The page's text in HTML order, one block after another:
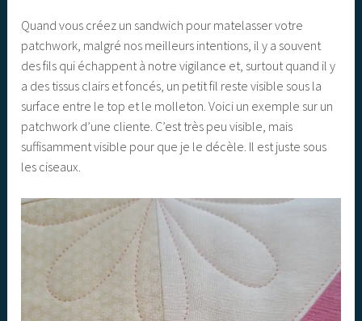
Quand vous créez un sandwich pour matelasser votre
patchwork, malgré nos meilleurs intentions, il y a souvent
des fils qui échappent à notre vigilance et, surtout quand il y
a des tissus clairs et foncés, un petit fil reste visible sous la
surface entre le top et le molleton. Voici un exemple sur un
patchwork d’une cliente. C’est très peu visible, mais
suffisamment visible pour que je le décèle. Il est juste sous
les ciseaux.